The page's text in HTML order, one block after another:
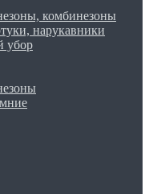
комбинезоны
нарукавники
убор